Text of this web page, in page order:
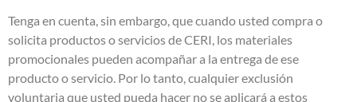
Tenga en cuenta, sin embargo, que cuando usted compra o
solicita productos o servicios de CERI, los materiales
promocionales pueden acompañar a la entrega de ese
producto o servicio. Por lo tanto, cualquier exclusión
voluntaria que usted pueda hacer no se aplicará a estos